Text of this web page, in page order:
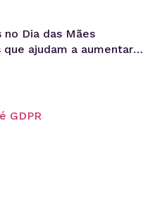
Dia das Mães
ajudam a aumentar
de performance e
promocionais e